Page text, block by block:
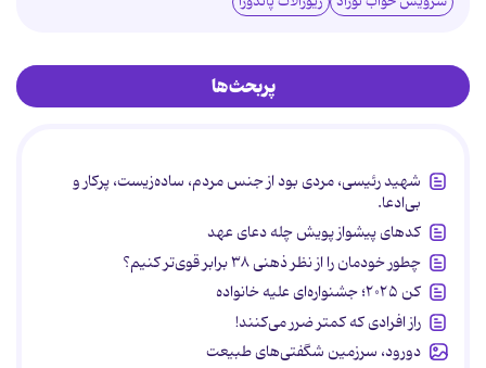
پربحث‌ها
شهید رئیسی، مردی بود از جنس مردم، ساده‌زیست، پرکار و
بی‌ادعا.
کدهای پیشواز پویش چله دعای عهد
چطور خودمان را از نظر ذهنی ۳۸ برابر قوی‌تر کنیم؟
کن ۲۰۲۵؛ جشنواره‌ای علیه خانواده
راز افرادی که کمتر ضرر می‌کنند!
دورود، سرزمین شگفتی‌های طبیعت